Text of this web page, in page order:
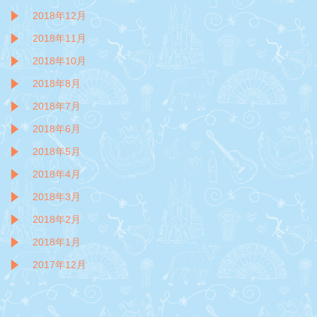
2018年12月
2018年11月
2018年10月
2018年8月
2018年7月
2018年6月
2018年5月
2018年4月
2018年3月
2018年2月
2018年1月
2017年12月